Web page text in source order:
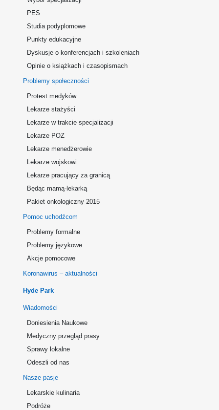
PES
Studia podyplomowe
Punkty edukacyjne
Dyskusje o konferencjach i szkoleniach
Opinie o książkach i czasopismach
Problemy społeczności
Protest medyków
Lekarze stażyści
Lekarze w trakcie specjalizacji
Lekarze POZ
Lekarze menedżerowie
Lekarze wojskowi
Lekarze pracujący za granicą
Będąc mamą-lekarką
Pakiet onkologiczny 2015
Pomoc uchodźcom
Problemy formalne
Problemy językowe
Akcje pomocowe
Koronawirus – aktualności
Hyde Park
Wiadomości
Doniesienia Naukowe
Medyczny przegląd prasy
Sprawy lokalne
Odeszli od nas
Nasze pasje
Lekarskie kulinaria
Podróże